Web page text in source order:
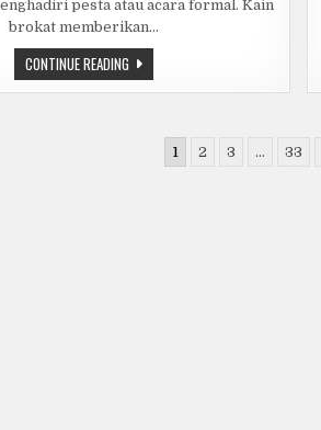
DENGAN
pesta atau acara formal. Kain
brokat memberikan…
CONTINUE READINGDAFTAR
REKOMENDASI
GAMIS
DENGAN
1 2 3 … 33